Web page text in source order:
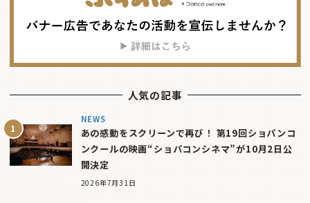
人気の記事
NEWS
あの感動をスクリーンで再び！ 第19回ショパンコ
ンクールの映画“ショパコンシネマ”が10月2日公
開決定
2026年7月31日